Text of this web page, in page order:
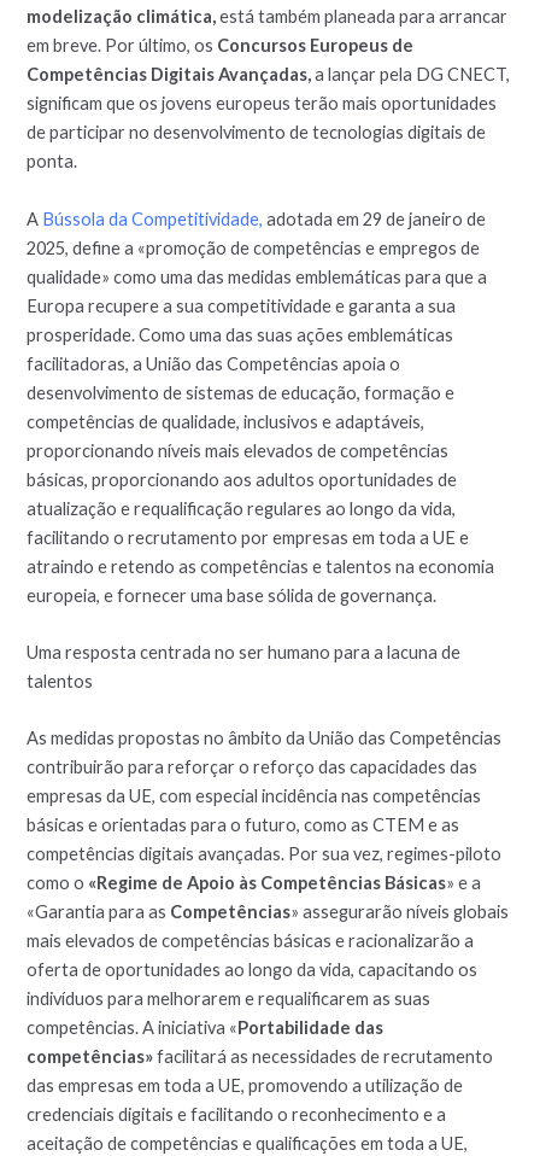
modelização climática,está também planeada para arrancar
em breve. Por último, os Concursos Europeus de
Competências Digitais Avançadas,a lançar pela DG CNECT,
significam que os jovens europeus terão mais oportunidades
de participar no desenvolvimento de tecnologias digitais de
ponta.
A Bússola da Competitividade, adotada em 29 de janeiro de
2025, define a «promoção de competências e empregos de
qualidade» como uma das medidas emblemáticas para que a
Europa recupere a sua competitividade e garanta a sua
prosperidade. Como uma das suas ações emblemáticas
facilitadoras, a União das Competências apoia o
desenvolvimento de sistemas de educação, formação e
competências de qualidade, inclusivos e adaptáveis,
proporcionando níveis mais elevados de competências
básicas, proporcionando aos adultos oportunidades de
atualização e requalificação regulares ao longo da vida,
facilitando o recrutamento por empresas em toda a UE e
atraindo e retendo as competências e talentos na economia
europeia, e fornecer uma base sólida de governança.
Uma resposta centrada no ser humano para a lacuna de
talentos
As medidas propostas no âmbito da União das Competências
contribuirão para reforçar o reforço das capacidades das
empresas da UE, com especial incidência nas competências
básicas e orientadas para o futuro, como as CTEM e as
competências digitais avançadas. Por sua vez, regimes-piloto
como o «Regime de Apoio às Competências Básicas» e a
«Garantia para as Competências» assegurarão níveis globais
mais elevados de competências básicas e racionalizarão a
oferta de oportunidades ao longo da vida, capacitando os
indivíduos para melhorarem e requalificarem as suas
competências. A iniciativa «Portabilidade das
competências»facilitará as necessidades de recrutamento
das empresas em toda a UE, promovendo a utilização de
credenciais digitais e facilitando o reconhecimento e a
aceitação de competências e qualificações em toda a UE,